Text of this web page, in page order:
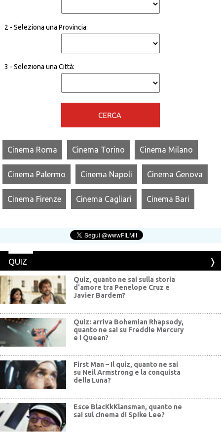
2 - Seleziona una Provincia:
3 - Seleziona una Città:
Cinema Roma Cinema Torino Cinema Milano
Cinema Palermo Cinema Napoli Cinema Genova
Cinema Firenze Cinema Cagliari Cinema Bari
QUIZ
Quiz, quanto ne sai sulla storia
d'amore tra Penelope Cruz e
Javier Bardem?
Quiz: arriva Bohemian Rhapsody,
quanto ne sai su Freddie Mercury
e i Queen?
First Man – Il quiz, quanto ne sai
su Neil Armstrong e la conquista
della Luna?
Esce BlacKkKlansman, quanto ne
sai sul cinema di Spike Lee?